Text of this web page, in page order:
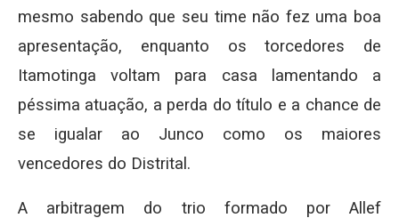
mesmo sabendo que seu time não fez uma boa
apresentação, enquanto os torcedores de
Itamotinga voltam para casa lamentando a
péssima atuação, a perda do título e a chance de
se igualar ao Junco como os maiores
vencedores do Distrital.
A arbitragem do trio formado por Allef